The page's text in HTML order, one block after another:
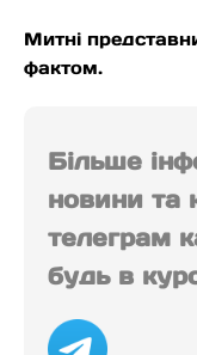
Митні
фактом.
Більше
новини та
телеграм
будь в